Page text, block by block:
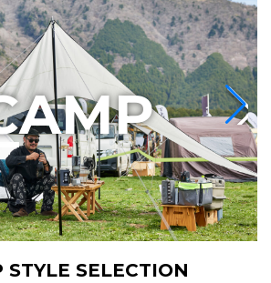
STYLE SELECTION
AMP